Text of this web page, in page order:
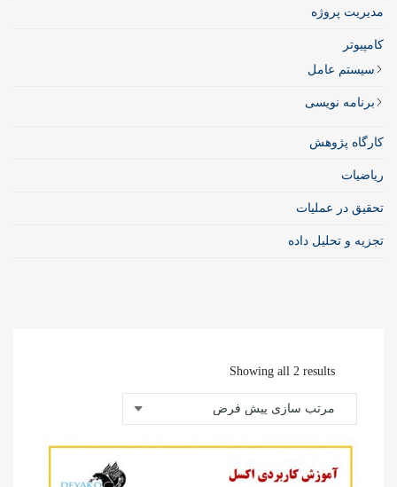
مدیریت پروژه
کامپیوتر
سیستم عامل
برنامه نویسی
کارگاه پژوهش
ریاضیات
تحقیق در عملیات
تجزیه و تحلیل داده
Showing all 2 results